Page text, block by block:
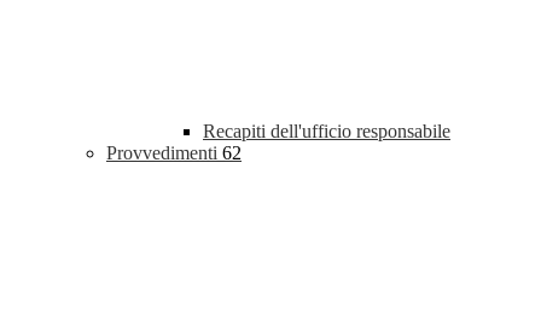
Recapiti dell'ufficio responsabile
Provvedimenti 62